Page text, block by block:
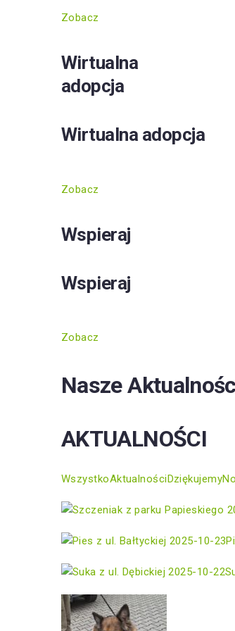
Zobacz
Wirtualna
adopcja
Wirtualna adopcja
Zobacz
Wspieraj
Wspieraj
Zobacz
Nasze
AKTUALNOŚCI
WszystkoAktualnościDziękujemy
2025-10-23
2025-10-22